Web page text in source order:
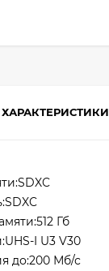
ХАРАКТЕРИСТИКИ
Гб
I U3 V30
до:200 Мб/с